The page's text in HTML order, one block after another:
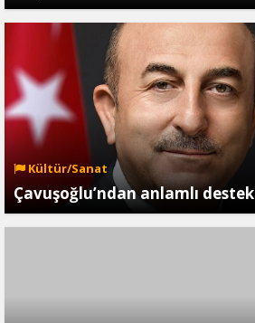
Kültür/Sanat
Çavuşoğlu’ndan anlamlı destek